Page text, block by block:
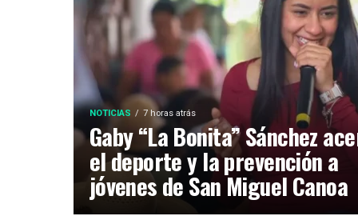
NOTICIAS 7 horas atrás
Gaby “La Bonita” Sánchez
el deporte y la prevención a
jóvenes de San Miguel Canoa